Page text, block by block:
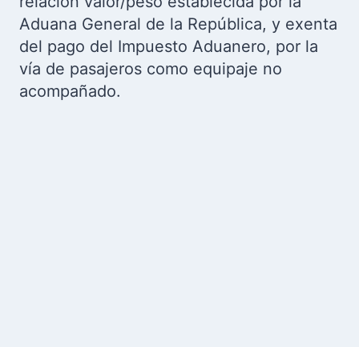
Aduana General de la República, y exenta
del pago del Impuesto Aduanero, por la
vía de pasajeros como equipaje no
acompañado.